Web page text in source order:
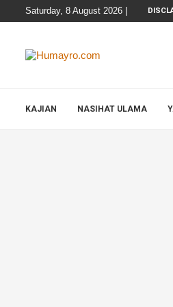
Saturday, 8 August 2026 |
KAJIAN NASIHAT ULAMA